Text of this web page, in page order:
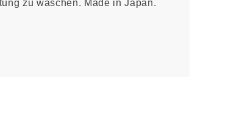
zu waschen. Made in Japan.